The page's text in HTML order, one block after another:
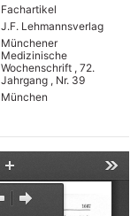
Fachartikel
J.F. Lehmannsverlag
Münchener
Medizinische
Wochenschrift , 72.
Jahrgang , Nr. 39
München